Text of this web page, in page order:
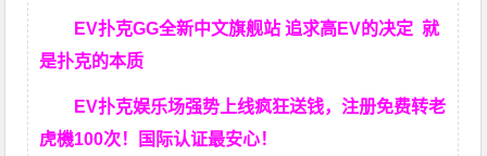
EV扑克GG全新中文旗舰站 追求高EV的决定就
是扑克的本质
EV扑克娱乐场强势上线疯狂送钱，注册免费转老
虎機100次！国际认证最安心！